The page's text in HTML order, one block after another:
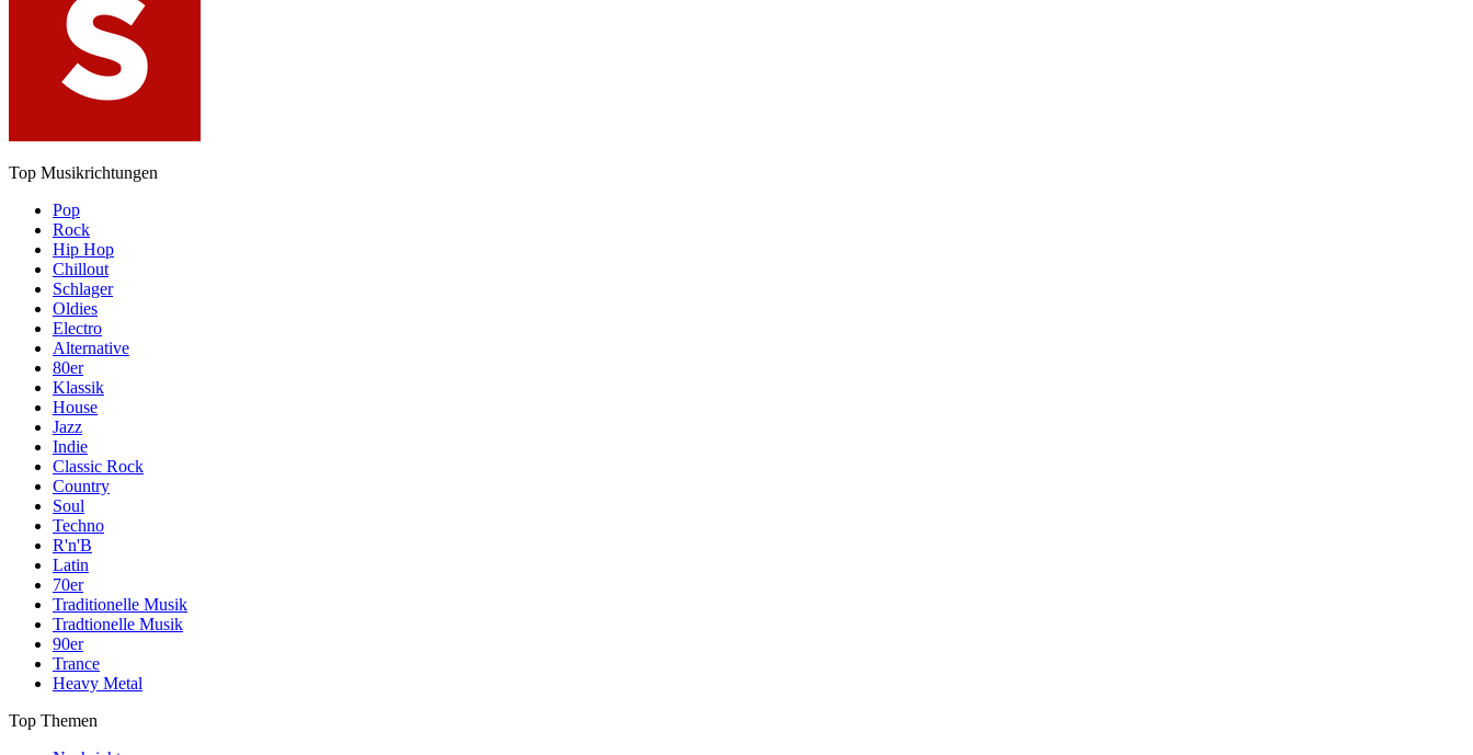
Top Musikrichtungen
Pop
Rock
Hip Hop
Chillout
Schlager
Oldies
Electro
Alternative
80er
Klassik
House
Jazz
Indie
Classic Rock
Country
Soul
Techno
R'n'B
Latin
70er
Traditionelle Musik
Tradtionelle Musik
90er
Trance
Heavy Metal
Top Themen